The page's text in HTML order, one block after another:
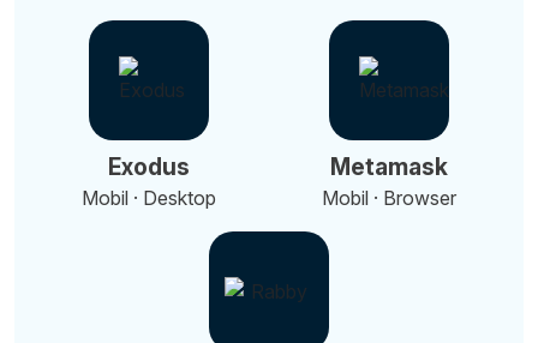
Exodus
Mobil · Desktop
Metamask
Mobil · Browser